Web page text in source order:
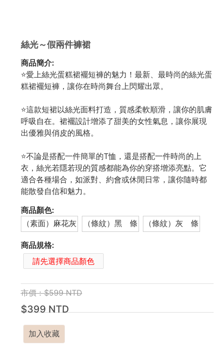
絲光～假兩件褲裙
商品簡介:
⭐愛上絲光蛋糕裙襬短褲的魅力！最新、最時尚的絲光蛋
糕裙襬短褲，讓你在時尚舞台上閃耀出眾。
⭐這款短裙以絲光面料打造，質感柔軟順滑，讓你的肌膚
呼吸自在。裙襬設計增添了甜美的女性氣息，讓你展現
出優雅與俏皮的風格。
⭐不論是搭配一件簡單的T恤，還是搭配一件時尚的上
衣，絲光若隱若現的質感都能為你的穿搭增添亮點。它
適合各種場合，如派對、約會或休閒日常，讓你隨時都
能散發自信和魅力。
商品顏色:
（素面）麻花灰
（條紋）黑 條 （條紋）灰 條
商品規格:
請先選擇商品顏色
市價：$599 NTD
$399 NTD
加入收藏